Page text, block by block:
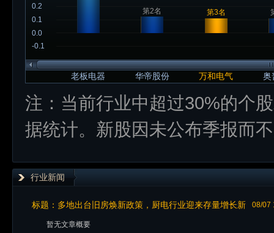
老板电器 华帝股份 万和电气 奥
-0.1
0.0
0.1
0.2
第2名 第3名
注：当前行业中超过30%的个
据统计。新股因未公布季报而
行业新闻
08/07
标题： 多地出台旧房焕新政策，厨电行业迎来存量增长新
暂无文章概要